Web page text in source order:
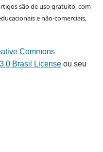
são de uso gratuito, com
e não-comerciais,
Commons
Brasil Licenseou seu